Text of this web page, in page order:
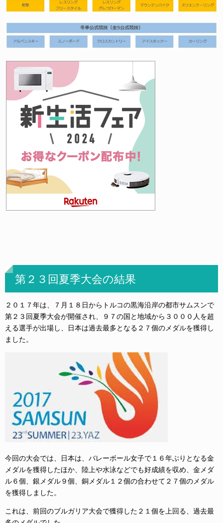
第２３回夏季大会の結果
２０１７年は、７月１８日からトルコの黒海沿岸の都市サムスンで
第２３回夏季大会が開催され、９７の国と地域から３０００人を超
える選手が出場し、日本は過去最多となる２７個のメダルを獲得し
ました。
今回の大会では、日本は、バレーボール女子で１６年ぶりとなる金
メダルを獲得したほか、陸上や水泳などでも好成績を収め、金メダ
ル６個、銀メダル９個、銅メダル１２個の合わせて２７個のメダル
を獲得しました。
これは、前回のブルガリア大会で獲得した２１個を上回る、過去最